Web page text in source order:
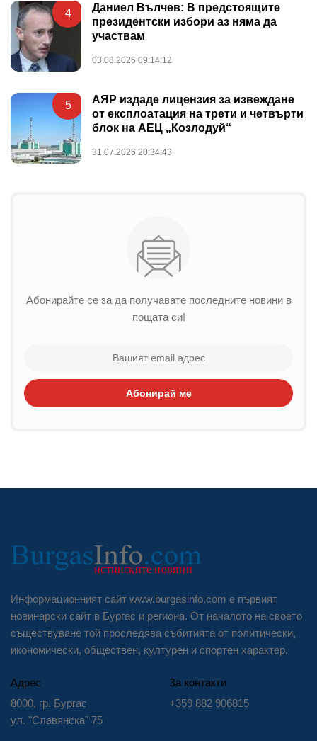
4
Даниел Вълчев: В предстоящите
президентски избори аз няма да
участвам
03.08.2026 09:14:12
5
АЯР издаде лицензия за извеждане
от експлоатация на трети и четвърти
блок на АЕЦ „Козлодуй“
31.07.2026 20:34:43
Абонирайте се за да получавате последните новини в
пощата си!
Абонирай ме
Информационният сайт www.burgasinfo.com е първият
новинарски сайт в Бургас и региона. От началото на своето
съществуване той проследява събитията от политически,
икономически, обществен, културен и спортен характер.
Адрес
8000, гр. Бургас
ул. "Славянска" 75
За контакти
+359 882 906815